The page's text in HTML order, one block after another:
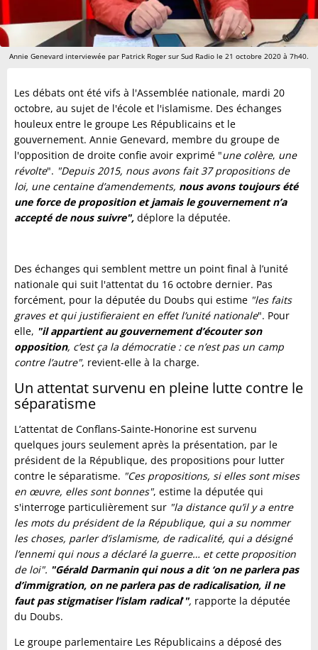
Annie Genevard interviewée par Patrick Roger sur Sud Radio le 21 octobre 2020 à 7h40.
Les débats ont été vifs à l'Assemblée nationale, mardi 20
octobre, au sujet de l'école et l'islamisme. Des échanges
houleux entre le groupe Les Républicains et le
gouvernement. Annie Genevard, membre du groupe de
l'opposition de droite confie avoir exprimé "une colère, une
révolte". "Depuis 2015, nous avons fait 37 propositions de
loi, une centaine d’amendements, nous avons toujours été
une force de proposition et jamais le gouvernement n’a
accepté de nous suivre", déplore la députée.
Des échanges qui semblent mettre un point final à l’unité
nationale qui suit l'attentat du 16 octobre dernier. Pas
forcément, pour la députée du Doubs qui estime "les faits
graves et qui justifieraient en effet l’unité nationale". Pour
elle, "il appartient au gouvernement d’écouter son
opposition, c’est ça la démocratie : ce n’est pas un camp
contre l’autre", revient-elle à la charge.
Un attentat survenu en pleine lutte contre le
séparatisme
L’attentat de Conflans-Sainte-Honorine est survenu
quelques jours seulement après la présentation, par le
président de la République, des propositions pour lutter
contre le séparatisme. "Ces propositions, si elles sont mises
en œuvre, elles sont bonnes", estime la députée qui
s'interroge particulièrement sur "la distance qu’il y a entre
les mots du président de la République, qui a su nommer
les choses, parler d’islamisme, de radicalité, qui a désigné
l’ennemi qui nous a déclaré la guerre… et cette proposition
de loi". "Gérald Darmanin qui nous a dit‘on ne parlera pas
d’immigration, on ne parlera pas de radicalisation, il ne
faut pas stigmatiser l’islam radical’", rapporte la députée
du Doubs.
Le groupe parlementaire Les Républicains a déposé des